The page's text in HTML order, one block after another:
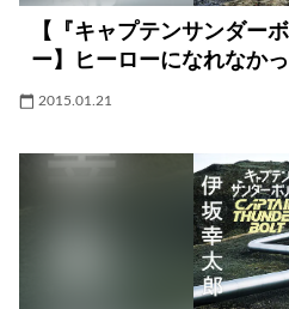
【『キャプテンサンダー
ー】ヒーローになれなか
2015.01.21